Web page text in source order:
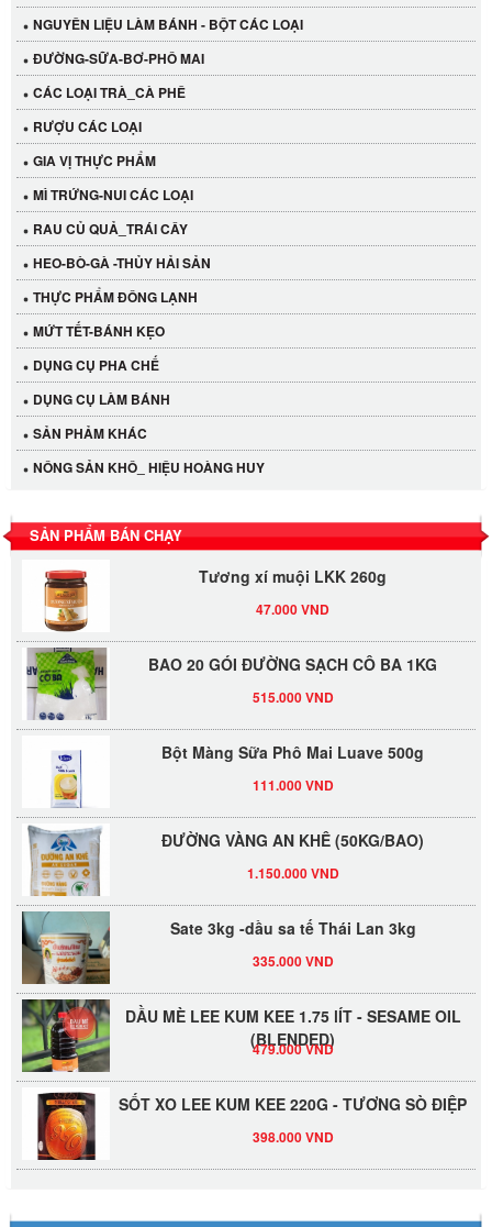
NGUYÊN LIỆU LÀM BÁNH - BỘT CÁC LOẠI
ĐƯỜNG-SỮA-BƠ-PHÔ MAI
CÁC LOẠI TRÀ_CÀ PHÊ
RƯỢU CÁC LOẠI
GIA VỊ THỰC PHẨM
MÌ TRỨNG-NUI CÁC LOẠI
RAU CỦ QUẢ_TRÁI CÂY
HEO-BÒ-GÀ -THỦY HẢI SẢN
THỰC PHẨM ĐÔNG LẠNH
MỨT TẾT-BÁNH KẸO
DỤNG CỤ PHA CHẾ
DỤNG CỤ LÀM BÁNH
SẢN PHẢM KHÁC
NÔNG SẢN KHÔ_ HIỆU HOÀNG HUY
SẢN PHẨM BÁN CHẠY
Cần Tây Đà Lạt
40.000 VND
LỐC 12 HỦ Tương xí muội LKK 260g
BAO 20 GÓI ĐƯỜNG SẠCH CÔ BA 1KG
ĐƯỜNG VÀNG AN KHÊ (50KG/BAO)
Sate 3kg -dầu sa tế Thái Lan 3kg
DẦU MÈ LEE KUM KEE 1.75 lÍT - SESAME OIL
(BLENDED)
479.000 VND
SỐT XO LEE KUM KEE 220G - TƯƠNG SÒ ĐIỆP